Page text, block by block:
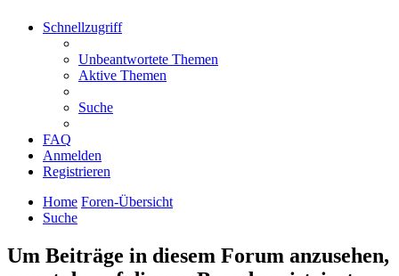
Schnellzugriff
Unbeantwortete Themen
Aktive Themen
Suche
FAQ
Anmelden
Registrieren
Home Foren-Übersicht
Suche
Um Beiträge in diesem Forum anzusehen,